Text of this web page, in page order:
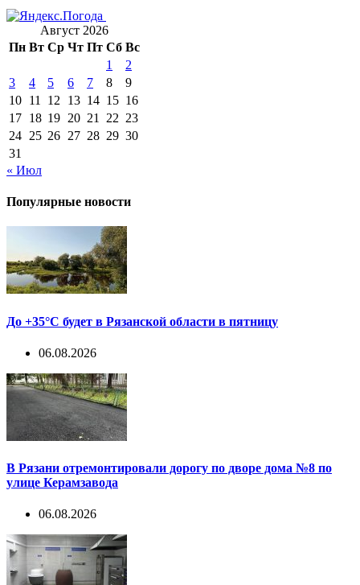
Август 2026
Пн Вт Ср Чт Пт Сб Вс
1
2
3
4 5 6 7 8
9
10 11 12 13 14 15 16
17 18 19 20 21 22 23
24 25 26 27 28 29 30
31
« Июл
Популярные новости
До +35°С будет в Рязанской области в пятницу
06.08.2026
В Рязани отремонтировали дорогу по дворе дома №8 по
улице Керамзавода
06.08.2026